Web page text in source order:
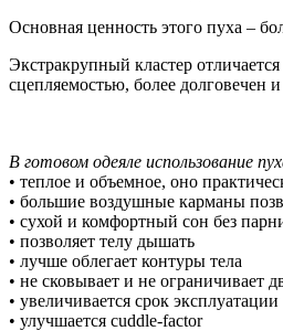
Основная ценность этого пуха –
Экстракрупный кластер
сцепляемостью, более долговечен
В готовом одеяле использование
• теплое и объемное, оно
• большие воздушные карманы
• сухой и комфортный сон без
• позволяет телу дышать
• лучше облегает контуры тела
• не сковывает и не ограничивает
• увеличивается срок эксплуатации
• улучшается cuddle-factor